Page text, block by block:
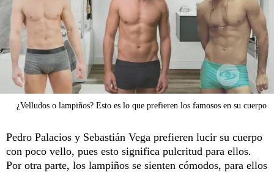
¿Velludos o lampiños? Esto es lo que prefieren los famosos en su cuerpo
Pedro Palacios y Sebastián Vega prefieren lucir su cuerpo
con poco vello, pues esto significa pulcritud para ellos.
Por otra parte, los lampiños se sienten cómodos, para ellos